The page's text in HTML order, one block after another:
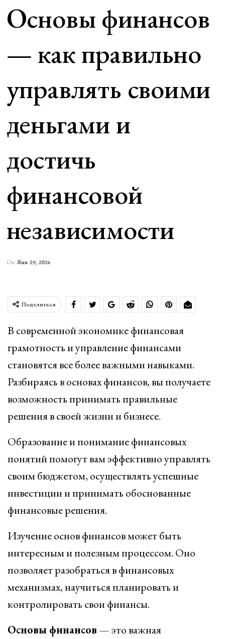
Основы финансов
— как правильно
управлять своими
деньгами и
достичь
финансовой
независимости
On Янв 29, 2024
Поделиться
В современной экономике финансовая
грамотность и управление финансами
становятся все более важными навыками.
Разбираясь в основах финансов, вы получаете
возможность принимать правильные
решения в своей жизни и бизнесе.
Образование и понимание финансовых
понятий помогут вам эффективно управлять
своим бюджетом, осуществлять успешные
инвестиции и принимать обоснованные
финансовые решения.
Изучение основ финансов может быть
интересным и полезным процессом. Оно
позволяет разобраться в финансовых
механизмах, научиться планировать и
контролировать свои финансы.
Основы финансов — это важная